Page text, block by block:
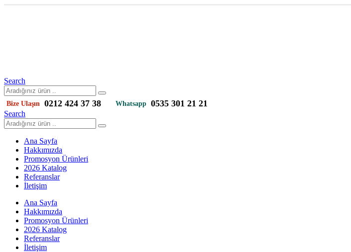
Search
Bize Ulaşın 0212 424 37 38 Whatsapp 0535 301 21 21
Search
Ana Sayfa
Hakkımızda
Promosyon Ürünleri
2026 Katalog
Referanslar
İletişim
Ana Sayfa
Hakkımızda
Promosyon Ürünleri
2026 Katalog
Referanslar
İletişim